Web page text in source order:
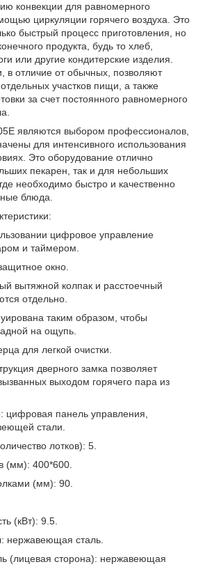
конвекции для равномерного
циркуляции горячего воздуха. Это
быстрый процесс приготовления, но
продукта, будь то хлеб,
или другие кондитерские изделия.
в отличие от обычных, позволяют
участков пищи, а также
за счет постоянного равномерного
являются выбором профессионалов,
для интенсивного использования
Это оборудование отлично
пекарен, так и для небольших
необходимо быстро и качественно
блюда.
цифровое управление
и таймером.
окно.
вытяжной колпак и расстоечный
отдельно.
таким образом, чтобы
на ощупь.
для легкой очистки.
дверного замка позволяет
выходом горячего пара из
цифровая панель управления,
стали.
лотков): 5.
(мм): 400*600.
(мм): 90.
(кВт): 9.5.
нержавеющая сталь.
(лицевая сторона): нержавеющая